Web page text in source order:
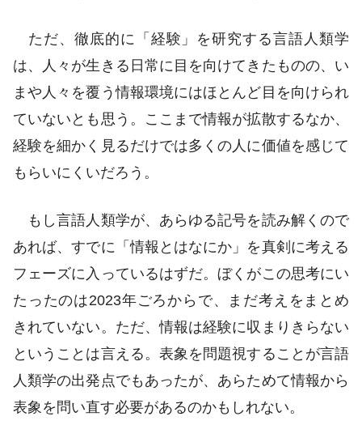
ただ、徹底的に「経験」を研究する言語人類学
は、人々が生きる日常に目を向けてきたものの、い
まや人々を覆う情報環境にはほとんど目を向けられ
ていないとも思う。ここまで情報が拡散するなか、
経験を細かく見るだけでは多くの人に価値を感じて
もらいにくいだろう。
もし言語人類学が、あらゆる記号を読み解くので
あれば、すでに「情報とはなにか」を真剣に考える
フェーズに入っているはずだ。ぼくがこの思考にい
たったのは2023年ごろからで、まだ考えをまとめ
きれていない。ただ、情報は経験に収まりきらない
ということは言える。表象を問題視することが言語
人類学の出発点でもあったが、あらためて情報から
表象を問い直す必要があるのかもしれない。